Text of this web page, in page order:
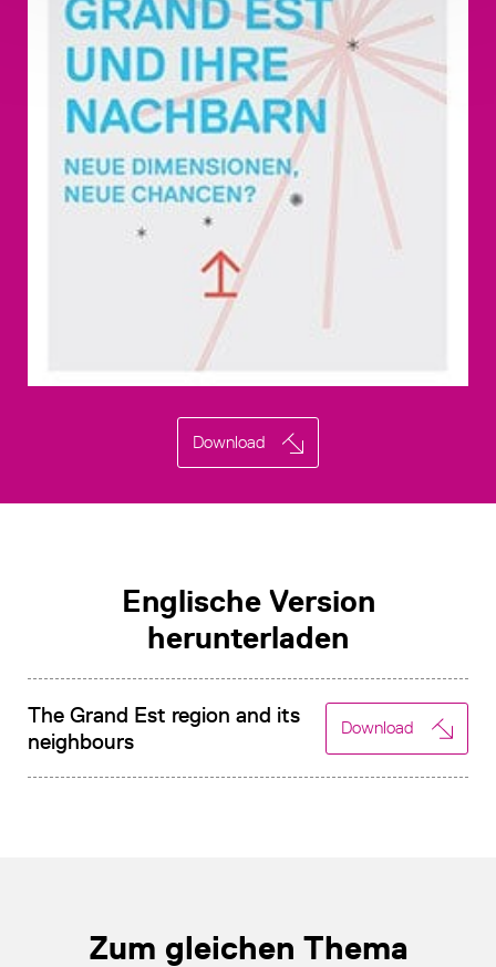
Download
Englische Version
herunterladen
The Grand Est region and its
neighbours
Download
Zum gleichen Thema